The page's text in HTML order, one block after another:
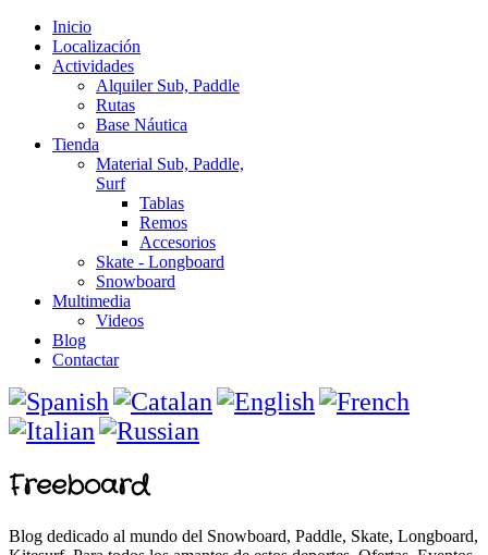
Inicio
Localización
Actividades
Alquiler Sub, Paddle
Rutas
Base Náutica
Tienda
Material Sub, Paddle,
Surf
Tablas
Remos
Accesorios
Skate - Longboard
Snowboard
Multimedia
Videos
Blog
Contactar
Freeboard
Blog dedicado al mundo del Snowboard, Paddle, Skate, Longboard,